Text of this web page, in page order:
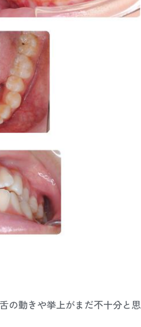
の動きや挙上がまだ不十分と思